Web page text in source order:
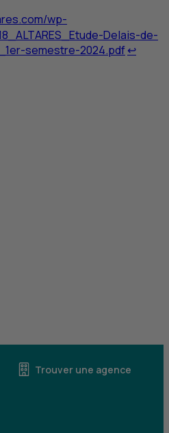
wp-
Delais-de-
semestre-2024.pdf↩
Trouver une agence